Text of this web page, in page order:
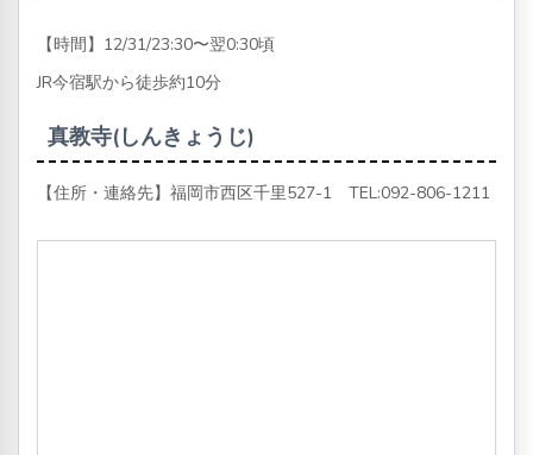
【時間】12/31/23:30〜翌0:30頃
JR今宿駅から徒歩約10分
真教寺(しんきょうじ)
【住所・連絡先】福岡市西区千里527-1 TEL:092-806-1211